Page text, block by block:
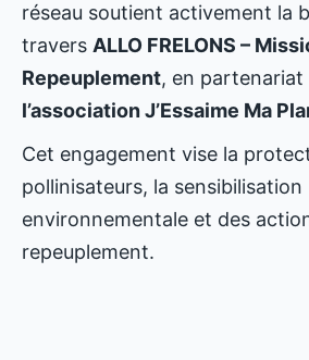
réseau soutient activement la
travers ALLO FRELONS –
Repeuplement, en partenariat
l’association J’Essaime Ma
Cet engagement vise la
pollinisateurs, la sensibilisation
environnementale et des
repeuplement.